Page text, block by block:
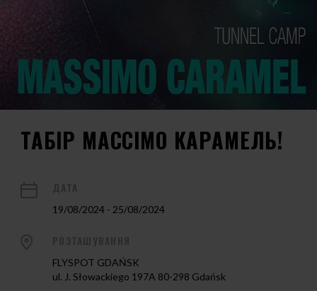
ТАБІР МАССІМО КАРАМЕЛЬ!
19/08/2024 - 25/08/2024
FLYSPOT GDAŃSK
ul. J. Słowackiego 197A 80-298 Gdańsk